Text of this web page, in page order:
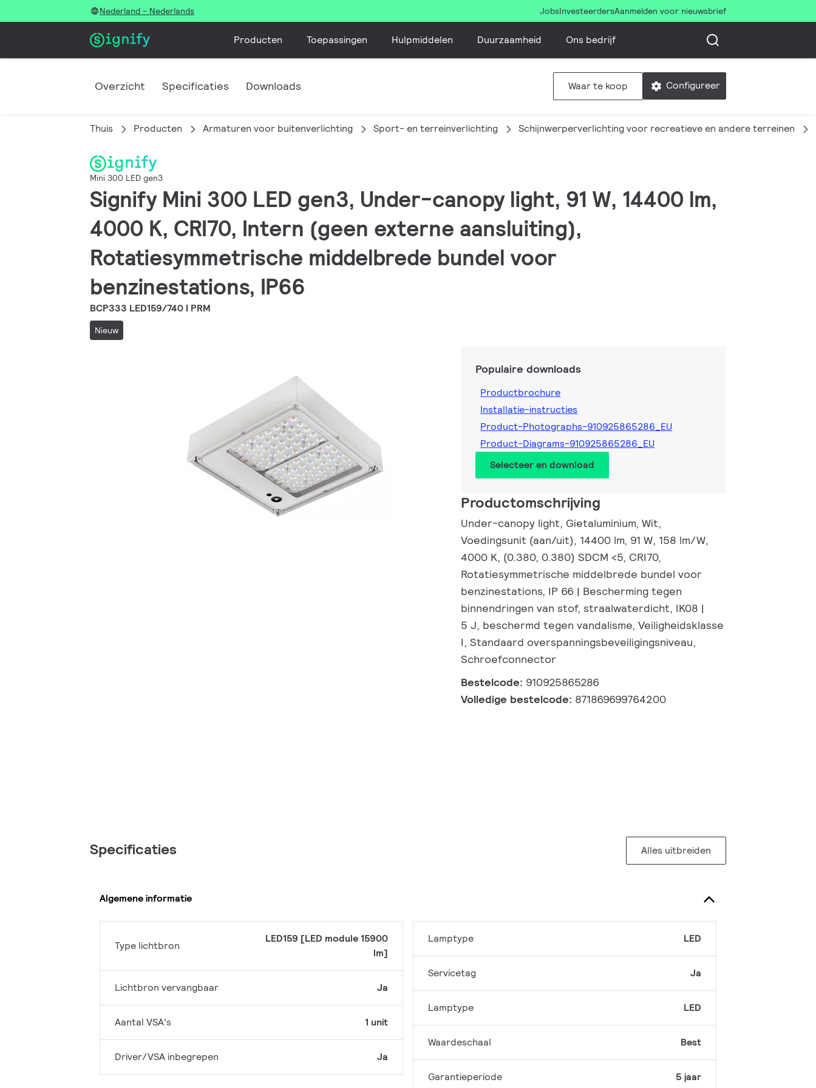
Nederland - Nederlands JobsInvesteerdersAanmelden voor nieuwsbrief
Producten Toepassingen Hulpmiddelen Duurzaamheid Ons bedrijf
Overzicht Specificaties Downloads Waar te koop Configureer
Thuis Producten Armaturen voor buitenverlichting Sport- en terreinverlichting Schijnwerperverlichting voor recreatieve en andere terreinen
Mini 300 LED gen3
Signify Mini 300 LED gen3, Under-canopy light, 91 W, 14400 lm,
4000 K, CRI70, Intern (geen externe aansluiting),
Rotatiesymmetrische middelbrede bundel voor
benzinestations, IP66
BCP333 LED159/740 I PRM
Nieuw
Populaire downloads
Productbrochure
Installatie-instructies
Product-Photographs-910925865286_EU
Product-Diagrams-910925865286_EU
Selecteer en download
Productomschrijving
Under-canopy light, Gietaluminium, Wit,
Voedingsunit (aan/uit), 14400 lm, 91 W, 158 lm/W,
4000 K, (0.380, 0.380) SDCM <5, CRI70,
Rotatiesymmetrische middelbrede bundel voor
benzinestations, IP 66 | Bescherming tegen
binnendringen van stof, straalwaterdicht, IK08 |
5 J, beschermd tegen vandalisme, Veiligheidsklasse
I, Standaard overspanningsbeveiligingsniveau,
Schroefconnector
Bestelcode: 910925865286
Volledige bestelcode: 871869699764200
Specificaties Alles uitbreiden
Algemene informatie
Type lichtbron
LED159 [LED module 15900
lm]
Lichtbron vervangbaar Ja
Aantal VSA's 1 unit
Driver/VSA inbegrepen Ja
Lamptype LED
Servicetag Ja
Lamptype LED
Waardeschaal Best
Garantieperiode 5 jaar